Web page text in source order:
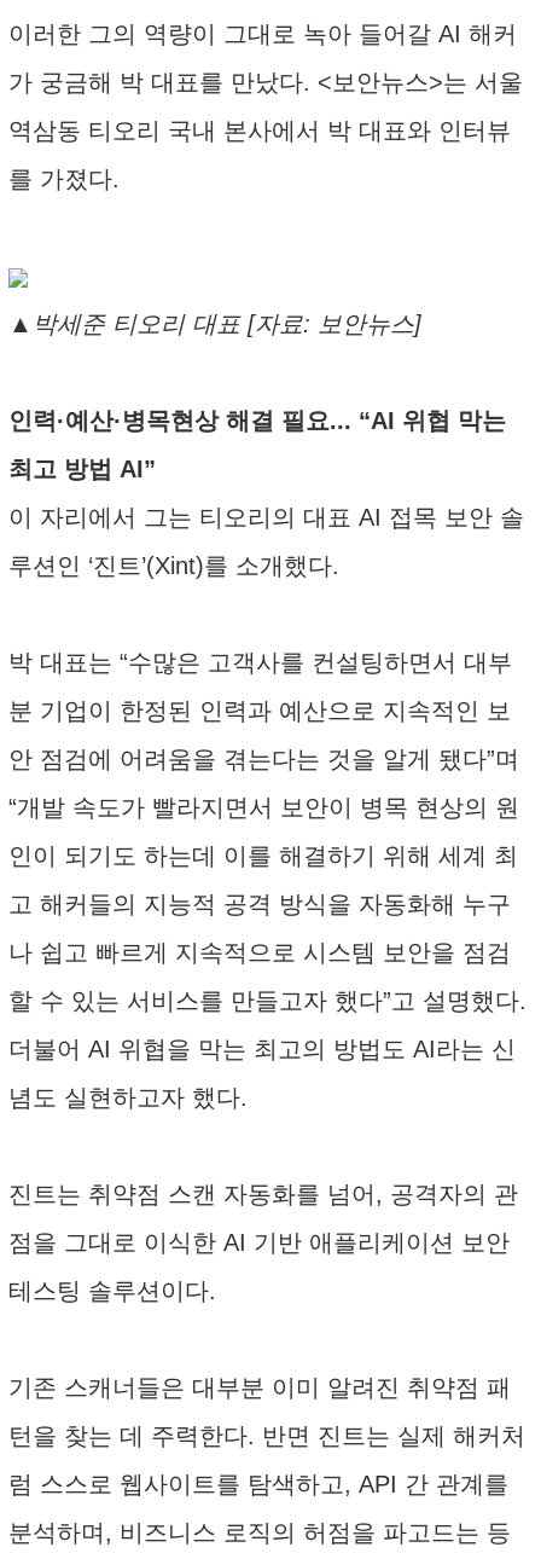
이러한 그의 역량이 그대로 녹아 들어갈 AI 해커
가 궁금해 박 대표를 만났다. <보안뉴스>는 서울
역삼동 티오리 국내 본사에서 박 대표와 인터뷰
를 가졌다.
▲박세준 티오리 대표 [자료: 보안뉴스]
인력·예산·병목현상 해결 필요... “AI 위협 막는
최고 방법 AI”
이 자리에서 그는 티오리의 대표 AI 접목 보안 솔
루션인 ‘진트’(Xint)를 소개했다.
박 대표는 “수많은 고객사를 컨설팅하면서 대부
분 기업이 한정된 인력과 예산으로 지속적인 보
안 점검에 어려움을 겪는다는 것을 알게 됐다”며
“개발 속도가 빨라지면서 보안이 병목 현상의 원
인이 되기도 하는데 이를 해결하기 위해 세계 최
고 해커들의 지능적 공격 방식을 자동화해 누구
나 쉽고 빠르게 지속적으로 시스템 보안을 점검
할 수 있는 서비스를 만들고자 했다”고 설명했다.
더불어 AI 위협을 막는 최고의 방법도 AI라는 신
념도 실현하고자 했다.
진트는 취약점 스캔 자동화를 넘어, 공격자의 관
점을 그대로 이식한 AI 기반 애플리케이션 보안
테스팅 솔루션이다.
기존 스캐너들은 대부분 이미 알려진 취약점 패
턴을 찾는 데 주력한다. 반면 진트는 실제 해커처
럼 스스로 웹사이트를 탐색하고, API 간 관계를
분석하며, 비즈니스 로직의 허점을 파고드는 등